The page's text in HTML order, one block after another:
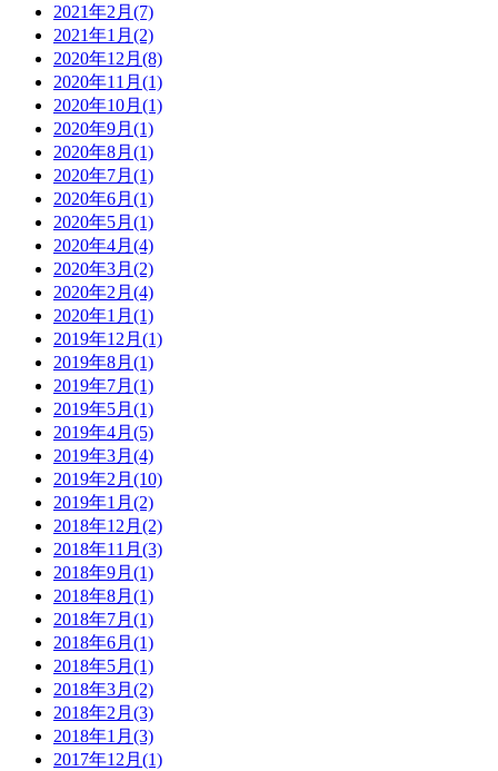
2021年2月 (7)
2021年1月 (2)
2020年12月 (8)
2020年11月 (1)
2020年10月 (1)
2020年9月 (1)
2020年8月 (1)
2020年7月 (1)
2020年6月 (1)
2020年5月 (1)
2020年4月 (4)
2020年3月 (2)
2020年2月 (4)
2020年1月 (1)
2019年12月 (1)
2019年8月 (1)
2019年7月 (1)
2019年5月 (1)
2019年4月 (5)
2019年3月 (4)
2019年2月 (10)
2019年1月 (2)
2018年12月 (2)
2018年11月 (3)
2018年9月 (1)
2018年8月 (1)
2018年7月 (1)
2018年6月 (1)
2018年5月 (1)
2018年3月 (2)
2018年2月 (3)
2018年1月 (3)
2017年12月 (1)